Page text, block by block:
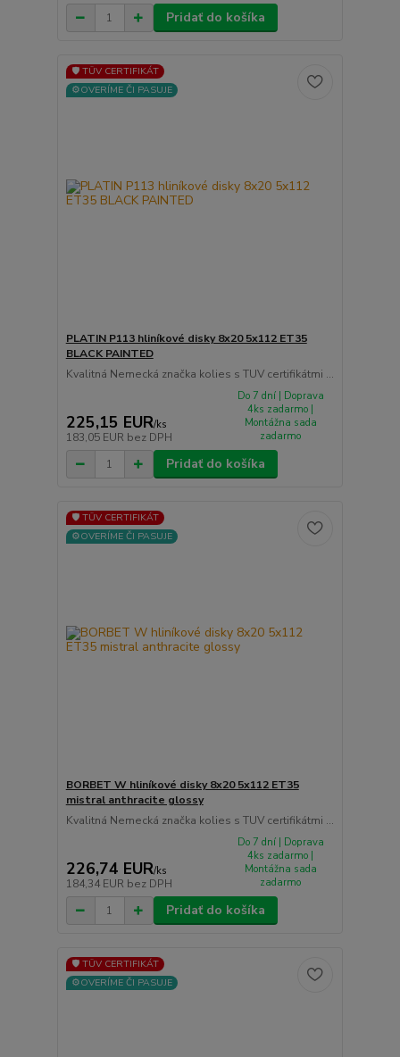
Pridať do košíka
🛡️ TÜV CERTIFIKÁT
⚙️OVERÍME ČI PASUJE
PLATIN P113 hliníkové disky 8x20 5x112 ET35
BLACK PAINTED
Kvalitná Nemecká značka kolies s TUV certifikátmi ...
225,15 EUR/ks
183,05 EUR bez DPH
Do 7 dní | Doprava
4ks zadarmo |
Montážna sada
zadarmo
Pridať do košíka
🛡️ TÜV CERTIFIKÁT
⚙️OVERÍME ČI PASUJE
BORBET W hliníkové disky 8x20 5x112 ET35
mistral anthracite glossy
Kvalitná Nemecká značka kolies s TUV certifikátmi ...
226,74 EUR/ks
184,34 EUR bez DPH
Do 7 dní | Doprava
4ks zadarmo |
Montážna sada
zadarmo
Pridať do košíka
🛡️ TÜV CERTIFIKÁT
⚙️OVERÍME ČI PASUJE